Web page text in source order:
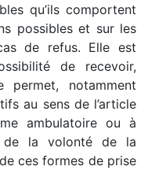
qu’ils comportent
possibles et sur les
de refus. Elle est
de recevoir,
notamment
au sens de l’article
ambulatoire ou à
de la volonté de la
ces formes de prise